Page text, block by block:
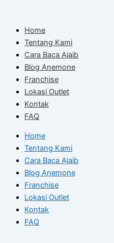
contentHome
Tentang Kami
Cara Baca Ajaib
Blog Anemone
Franchise
Lokasi Outlet
Kontak
FAQ
Home
Tentang Kami
Cara Baca Ajaib
Blog Anemone
Franchise
Lokasi Outlet
Kontak
FAQ